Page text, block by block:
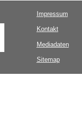
Impressum
Kontakt
Mediadaten
Sitemap